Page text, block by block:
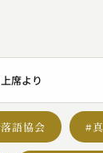
席より
語協会 #